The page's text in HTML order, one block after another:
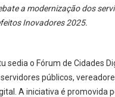
a modernização dos
Inovadores 2025.
sedia o Fórum de Cidades
públicos,
A iniciativa é promovida